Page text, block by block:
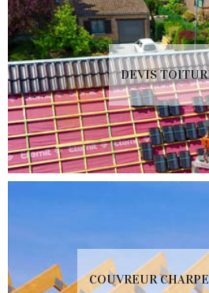
DEVIS
COUVREUR